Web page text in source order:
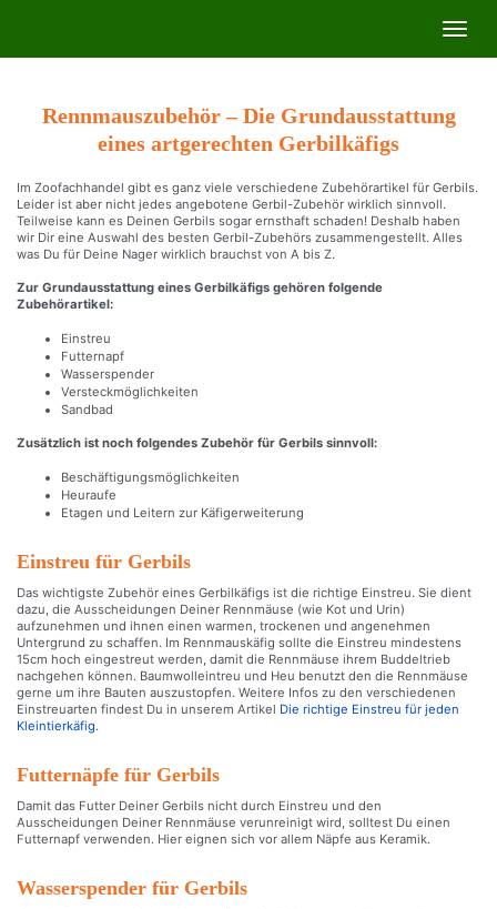
main
Rennmauszubehör – Die Grundausstattung
eines artgerechten Gerbilkäfigs
Im Zoofachhandel gibt es ganz viele verschiedene Zubehörartikel für Gerbils.
Leider ist aber nicht jedes angebotene Gerbil-Zubehör wirklich sinnvoll.
Teilweise kann es Deinen Gerbils sogar ernsthaft schaden! Deshalb haben
wir Dir eine Auswahl des besten Gerbil-Zubehörs zusammengestellt. Alles
was Du für Deine Nager wirklich brauchst von A bis Z.
Zur Grundausstattung eines Gerbilkäfigs gehören folgende
Zubehörartikel:
Einstreu
Futternapf
Wasserspender
Versteckmöglichkeiten
Sandbad
Zusätzlich ist noch folgendes Zubehör für Gerbils sinnvoll:
Beschäftigungsmöglichkeiten
Heuraufe
Etagen und Leitern zur Käfigerweiterung
Einstreu für Gerbils
Das wichtigste Zubehör eines Gerbilkäfigs ist die richtige Einstreu. Sie dient
dazu, die Ausscheidungen Deiner Rennmäuse (wie Kot und Urin)
aufzunehmen und ihnen einen warmen, trockenen und angenehmen
Untergrund zu schaffen. Im Rennmauskäfig sollte die Einstreu mindestens
15cm hoch eingestreut werden, damit die Rennmäuse ihrem Buddeltrieb
nachgehen können. Baumwolleintreu und Heu benutzt den die Rennmäuse
gerne um ihre Bauten auszustopfen. Weitere Infos zu den verschiedenen
Einstreuarten findest Du in unserem Artikel Die richtige Einstreu für jeden
Kleintierkäfig.
Futternäpfe für Gerbils
Damit das Futter Deiner Gerbils nicht durch Einstreu und den
Ausscheidungen Deiner Rennmäuse verunreinigt wird, solltest Du einen
Futternapf verwenden. Hier eignen sich vor allem Näpfe aus Keramik.
Wasserspender für Gerbils